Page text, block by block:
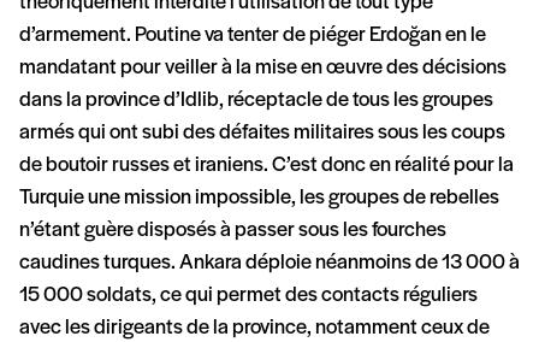
d’armement. Poutine va tenter de piéger Erdoğan en le
mandatant pour veiller à la mise en œuvre des décisions
dans la province d’Idlib, réceptacle de tous les groupes
armés qui ont subi des défaites militaires sous les coups
de boutoir russes et iraniens. C’est donc en réalité pour la
Turquie une mission impossible, les groupes de rebelles
n’étant guère disposés à passer sous les fourches
caudines turques. Ankara déploie néanmoins de 13 000 à
15 000 soldats, ce qui permet des contacts réguliers
avec les dirigeants de la province, notamment ceux de